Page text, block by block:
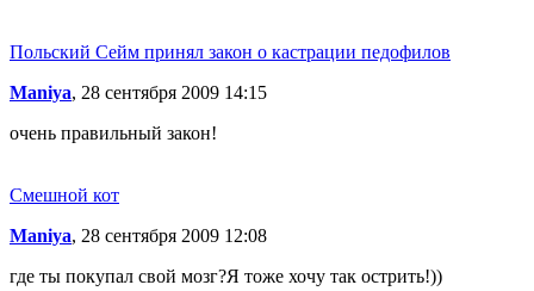
Польский Сейм принял закон о кастрации педофилов
Maniya, 28 сентября 2009 14:15
очень правильный закон!
Смешной кот
Maniya, 28 сентября 2009 12:08
где ты покупал свой мозг?Я тоже хочу так острить!))